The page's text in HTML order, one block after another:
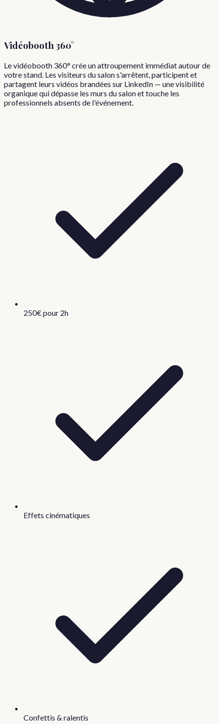
Vidéobooth 360°
Le vidéobooth 360° crée un attroupement immédiat autour de
votre stand. Les visiteurs du salon s'arrêtent, participent et
partagent leurs vidéos brandées sur LinkedIn — une visibilité
organique qui dépasse les murs du salon et touche les
professionnels absents de l'événement.
250€ pour 2h
Effets cinématiques
Confettis & ralentis